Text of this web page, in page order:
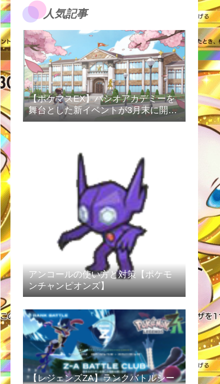
人気記事
【ポケマスEX】パシオアカデミーを
舞台とした新イベントが3月末に開催
予定！
アンコールの使い方と対策【ポケモ
ンチャンピオンズ】
【レジェンズZA】ランクバトルシー